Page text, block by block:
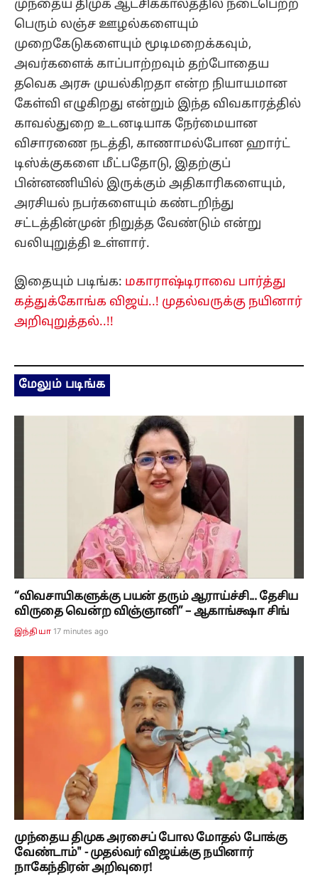
முந்தைய திமுக ஆட்சிக்காலத்தில் நடைபெற்ற
பெரும் லஞ்ச ஊழல்களையும்
முறைகேடுகளையும் மூடிமறைக்கவும்,
அவர்களைக் காப்பாற்றவும் தற்போதைய
தவெக அரசு முயல்கிறதா என்ற நியாயமான
கேள்வி எழுகிறது என்றும் இந்த விவகாரத்தில்
காவல்துறை உடனடியாக நேர்மையான
விசாரணை நடத்தி, காணாமல்போன ஹார்ட்
டிஸ்க்குகளை மீட்பதோடு, இதற்குப்
பின்னணியில் இருக்கும் அதிகாரிகளையும்,
அரசியல் நபர்களையும் கண்டறிந்து
சட்டத்தின்முன் நிறுத்த வேண்டும் என்று
வலியுறுத்தி உள்ளார்.
இதையும் படிங்க: மகாராஷ்டிராவை பார்த்து
கத்துக்கோங்க விஜய்..! முதல்வருக்கு நயினார்
அறிவுறுத்தல்..!!
மேலும் படிங்க
“விவசாயிகளுக்கு பயன் தரும் ஆராய்ச்சி... தேசிய
விருதை வென்ற விஞ்ஞானி” – ஆகாங்க்ஷா சிங்
இந்தியா 17 minutes ago
முந்தைய திமுக அரசைப் போல மோதல் போக்கு
வேண்டாம்" - முதல்வர் விஜய்க்கு நயினார்
நாகேந்திரன் அறிவுரை!